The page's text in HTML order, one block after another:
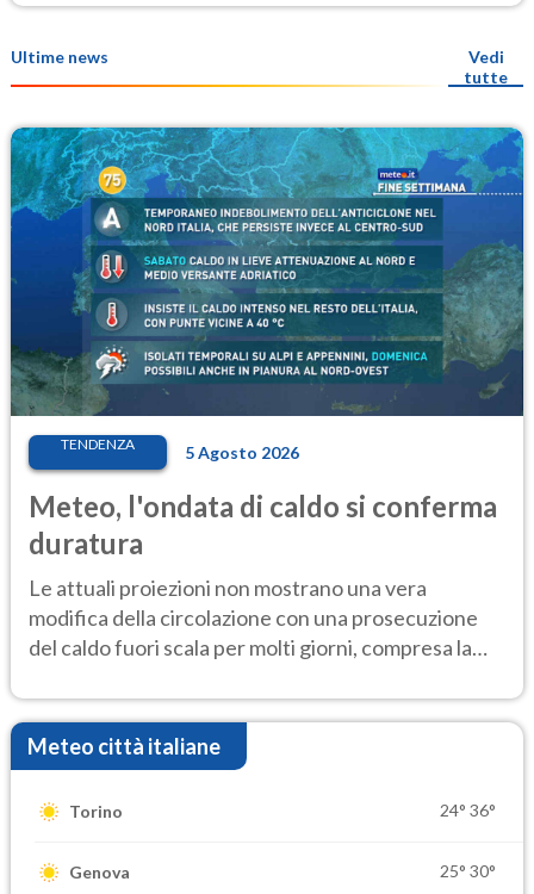
Ultime news
Vedi
tutte
TENDENZA 5 Agosto 2026
Meteo, l'ondata di caldo si conferma
duratura
Le attuali proiezioni non mostrano una vera
modifica della circolazione con una prosecuzione
del caldo fuori scala per molti giorni, compresa la
Meteo città italiane
Torino 24° 36°
Genova 25° 30°